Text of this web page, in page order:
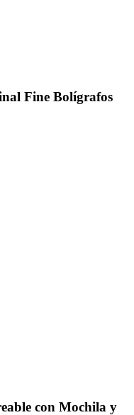
Fine Bolígrafos
con Mochila y